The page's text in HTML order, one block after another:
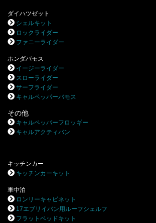
ダイハツゼット
シェルキット
ロックライダー
ファニーライダー
ホンダバモス
イージーライダー
スローライダー
サーフライダー
キャルペッパーバモス
その他
キャルペッパーフロッギー
キャルアクティバン
キッチンカー
キッチンカーキット
車中泊
ロンリーキャビネット
17エブリイバン用ルーフシェルフ
フラットベッドキット